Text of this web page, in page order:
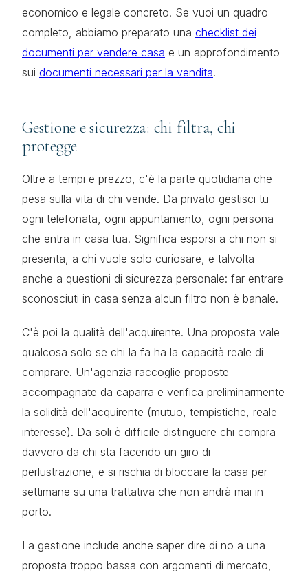
economico e legale concreto. Se vuoi un quadro
completo, abbiamo preparato una checklist dei
documenti per vendere casa e un approfondimento
sui documenti necessari per la vendita.
Gestione e sicurezza: chi filtra, chi
protegge
Oltre a tempi e prezzo, c'è la parte quotidiana che
pesa sulla vita di chi vende. Da privato gestisci tu
ogni telefonata, ogni appuntamento, ogni persona
che entra in casa tua. Significa esporsi a chi non si
presenta, a chi vuole solo curiosare, e talvolta
anche a questioni di sicurezza personale: far entrare
sconosciuti in casa senza alcun filtro non è banale.
C'è poi la qualità dell'acquirente. Una proposta vale
qualcosa solo se chi la fa ha la capacità reale di
comprare. Un'agenzia raccoglie proposte
accompagnate da caparra e verifica preliminarmente
la solidità dell'acquirente (mutuo, tempistiche, reale
interesse). Da soli è difficile distinguere chi compra
davvero da chi sta facendo un giro di
perlustrazione, e si rischia di bloccare la casa per
settimane su una trattativa che non andrà mai in
porto.
La gestione include anche saper dire di no a una
proposta troppo bassa con argomenti di mercato,